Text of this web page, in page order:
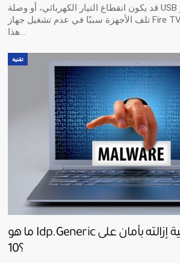
قد يكون انقطاع التيار الكهربائي، أو وصلة USB مفكوكة أو مكسورة، أو
تلف الأجهزة سببًا في عدم تشغيل جهاز Fire TV الخاص بك. يغطي
تقنية
ما هو Idp.generic وكيفية إزالته بأمان على Windows
10؟